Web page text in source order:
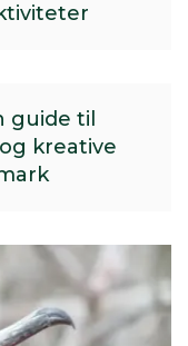
guide til
kreative